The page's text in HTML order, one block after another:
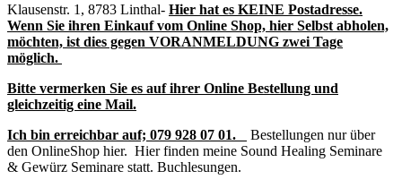
Klausenstr. 1, 8783 Linthal- Hier hat es KEINE Postadresse.
Wenn Sie ihren Einkauf vom Online Shop, hier Selbst abholen,
möchten, ist dies gegen VORANMELDUNG zwei Tage
möglich.
Bitte vermerken Sie es auf ihrer Online Bestellung und
gleichzeitig eine Mail.
Ich bin erreichbar auf; 079 928 07 01.
Bestellungen nur über
den OnlineShop hier. Hier finden meine Sound Healing Seminare
& Gewürz Seminare statt. Buchlesungen.